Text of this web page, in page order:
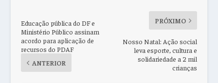
Educação pública do DF e
Ministério Público assinam
acordo para aplicação de
recursos do PDAF
ANTERIOR
PRÓXIMO
Nosso Natal: Ação social
leva esporte, cultura e
solidariedade a 2 mil
crianças